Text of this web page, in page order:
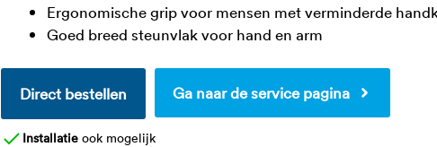
Ergonomische grip voor mensen met verminderde
Goed breed steunvlak voor hand en arm
Direct bestellen Ga naar de service pagina
Installatieook mogelijk